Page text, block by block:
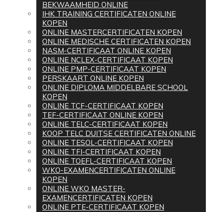
BEKWAAMHEID ONLINE
IHK TRAINING CERTIFICATEN ONLINE
KOPEN
ONLINE MASTERCERTIFICATEN KOPEN
ONLINE MEDISCHE CERTIFICATEN KOPEN
NASM-CERTIFICAAT ONLINE KOPEN
ONLINE NCLEX-CERTIFICAAT KOPEN
ONLINE PMP-CERTIFICAAT KOPEN
PERSKAART ONLINE KOPEN
ONLINE DIPLOMA MIDDELBARE SCHOOL
KOPEN
ONLINE TCF-CERTIFICAAT KOPEN
TEF-CERTIFICAAT ONLINE KOPEN
ONLINE TELC-CERTIFICAAT KOPEN
KOOP TELC DUITSE CERTIFICATEN ONLINE
ONLINE TESOL-CERTIFICAAT KOPEN
ONLINE TFI-CERTIFICAAT KOPEN
ONLINE TOEFL-CERTIFICAAT KOPEN
WKO-EXAMENCERTIFICATEN ONLINE
KOPEN
ONLINE WKO MASTER-
EXAMENCERTIFICATEN KOPEN
ONLINE PTE-CERTIFICAAT KOPEN